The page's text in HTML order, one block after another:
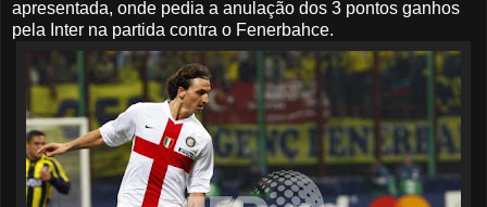
apresentada, onde pedia a anulação dos 3 pontos ganhos
pela Inter na partida contra o Fenerbahce.